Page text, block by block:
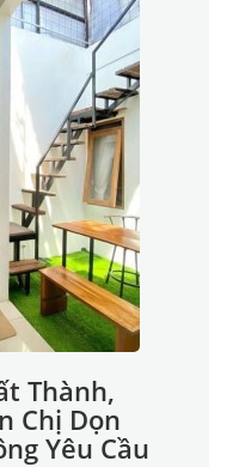
Thành,
Chị Dọn
Yêu Cầu